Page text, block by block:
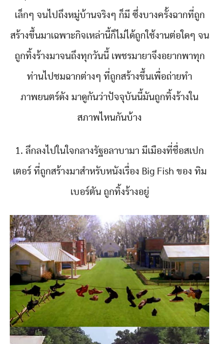
เล็กๆ จนไปถึงหมู่บ้านจริงๆ ก็มี ซึ่งบางครั้งฉากที่ถูก
สร้างขึ้นมาเฉพาะกิจเหล่านี้ก็ไม่ได้ถูกใช้งานต่อใดๆ จน
ถูกทิ้งร้างมาจนถึงทุกวันนี้ เพชรมายาจึงอยากพาทุก
ท่านไปชมฉากต่างๆ ที่ถูกสร้างขึ้นเพื่อถ่ายทำ
ภาพยนตร์ดัง มาดูกันว่าปัจจุบันนี้มันถูกทิ้งร้างใน
สภาพไหนกันบ้าง
1. ลึกลงไปในใจกลางรัฐอลาบามา มีเมืองที่ชื่อสเปก
เตอร์ ที่ถูกสร้างมาสำหรับหนังเรื่อง Big Fish ของ ทิม
เบอร์ตัน ถูกทิ้งร้างอยู่